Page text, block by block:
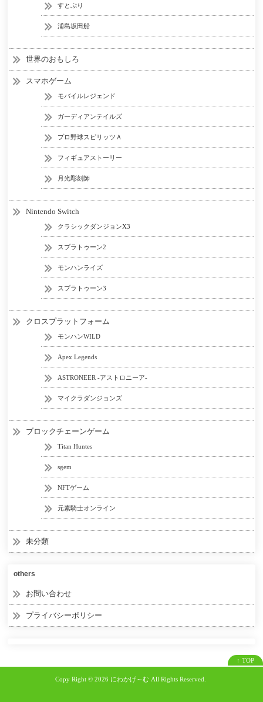
すとぷり
浦島坂田船
世界のおもしろ
スマホゲーム
モバイルレジェンド
ガーディアンテイルズ
プロ野球スピリッツＡ
フィギュアストーリー
月光彫刻師
Nintendo Switch
クラシックダンジョンX3
スプラトゥーン2
モンハンライズ
スプラトゥーン3
クロスプラットフォーム
モンハンWILD
Apex Legends
ASTRONEER -アストロニーア-
マイクラダンジョンズ
ブロックチェーンゲーム
Titan Huntes
sgem
NFTゲーム
元素騎士オンライン
未分類
others
お問い合わせ
プライバシーポリシー
↑ TOP
Copy Right © 2026 にわかげ～む All Rights Reserved.